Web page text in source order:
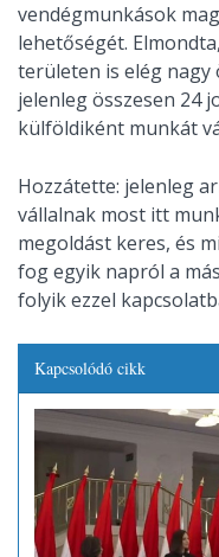
vendégmunkások
lehetőségét.
területen is elég nagy
jelenleg összesen 24
külföldiként munkát
Hozzátette: jelenleg
vállalnak most itt
megoldást keres, és
fog egyik napról a
folyik ezzel
Kapcsolódó cikk